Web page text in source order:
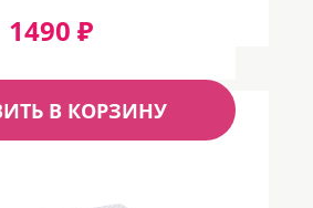
1490 ₽
В КОРЗИНУ